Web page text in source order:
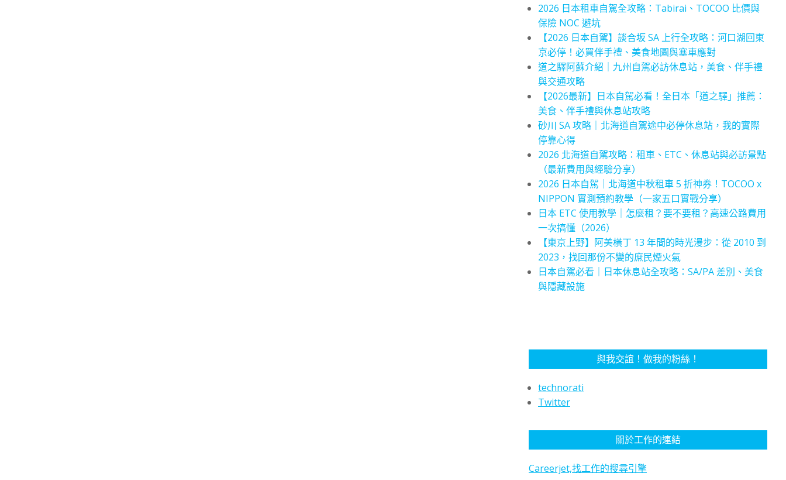
2026 日本租車自駕全攻略：Tabirai、TOCOO 比價與
保險 NOC 避坑
【2026 日本自駕】談合坂 SA 上行全攻略：河口湖回東
京必停！必買伴手禮、美食地圖與塞車應對
道之驛阿蘇介紹｜九州自駕必訪休息站，美食、伴手禮
與交通攻略
【2026最新】日本自駕必看！全日本「道之驛」推薦：
美食、伴手禮與休息站攻略
砂川 SA 攻略｜北海道自駕途中必停休息站，我的實際
停靠心得
2026 北海道自駕攻略：租車、ETC、休息站與必訪景點
（最新費用與經驗分享）
2026 日本自駕｜北海道中秋租車 5 折神券！TOCOO x
NIPPON 實測預約教學（一家五口實戰分享）
日本 ETC 使用教學｜怎麼租？要不要租？高速公路費用
一次搞懂（2026）
【東京上野】阿美橫丁 13 年間的時光漫步：從 2010 到
2023，找回那份不變的庶民煙火氣
日本自駕必看｜日本休息站全攻略：SA/PA 差別、美食
與隱藏設施
與我交誼！做我的粉絲！
technorati
Twitter
關於工作的連結
Careerjet,找工作的搜尋引擎